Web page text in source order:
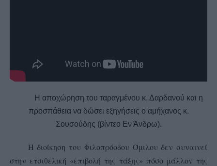
Η αποχώρηση του ταραγμένου κ. Δαρδανού και η
προσπάθεια να δώσει εξηγήσεις ο αμήχανος κ.
Σουσούδης (βίντεο Εν Άνδρω).
Η διοίκηση του Φιλοπρόοδου Όμιλου δεν συναινεί
στην ετσιθελική «επιβολή της τάξης» πόσο μάλλον της